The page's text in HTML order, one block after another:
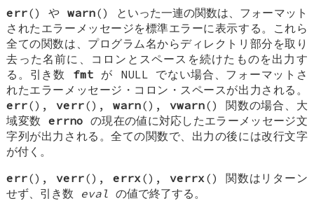
err() や warn() といった一連の関数は、フォーマット
されたエラーメッセージを標準エラーに表示する。これら
全ての関数は、プログラム名からディレクトリ部分を取り
去った名前に、コロンとスペースを続けたものを出力す
る。引き数 fmt が NULL でない場合、フォーマットさ
れたエラーメッセージ・コロン・スペースが出力される。
err(),verr(), warn(), vwarn() 関数の場合、大
域変数 errno の現在の値に対応したエラーメッセージ文
字列が出力される。全ての関数で、出力の後には改行文字
が付く。
err(),verr(), errx (), verrx () 関数はリターン
せず、引き数 eval の値で終了する。